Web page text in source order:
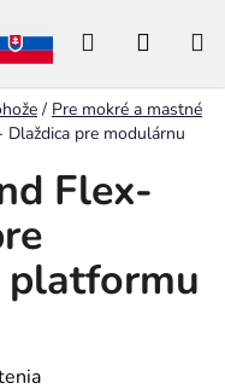
Hľadať
/ Pre mokré a mastné
pre modulárnu
Flex-
platformu